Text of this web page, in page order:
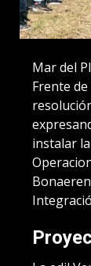
Mar del
Frente
instalar